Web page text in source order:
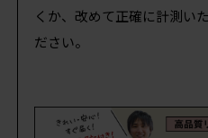
くか、改めて正確に計測い
ださい。